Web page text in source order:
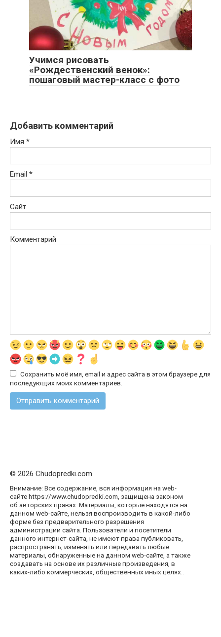
Учимся рисовать
«Рождественский венок»:
пошаговый мастер-класс с фото
Добавить комментарий
Имя *
Email *
Сайт
Комментарий
Сохранить моё имя, email и адрес сайта в этом браузере для
последующих моих комментариев.
© 2026 Chudopredki.com
Внимание: Все содержание, вся информация на web-
сайте https://www.chudopredki.com, защищена законом
об авторских правах. Материалы, которые находятся на
данном web-сайте, нельзя воспроизводить в какой-либо
форме без предварительного разрешения
администрации сайта. Пользователи и посетители
данного интернет-сайта, не имеют права публиковать,
распространять, изменять или передавать любые
материалы, обнаруженные на данном web-сайте, а также
создавать на основе их различные произведения, в
каких-либо коммерческих, общественных иных целях..